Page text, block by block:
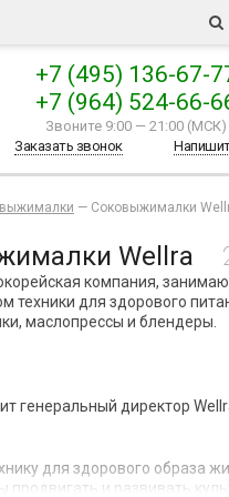
+7 (495) 136-67-
+7 (964) 524-66-
Звоните 9:00 — 21:00 (МСК)
Заказать звонок
— Соковыжималки
Wellra
компания,
техники для здорового
маслопрессы и блендеры.
генеральный директор
для здорового образа
продвигать и развивать